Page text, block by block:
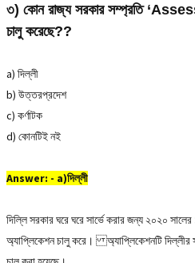
৩) কোন রাজ্য সরকার সম্প্রতি
চালু করেছে??
a) দিল্লী
b) উত্তরপ্রদেশ
c) কর্ণাটক
d) কোনটিই নই
Answer: - a)দিল্লী
দিল্লি সরকার ঘরে ঘরে সার্ভে করার জন্য ২০২০
অ্যাপ্লিকেশন চালু করে। অ্যাপ্লিকেশনটি দিল্লীর